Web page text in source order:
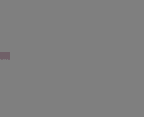
исключительно из